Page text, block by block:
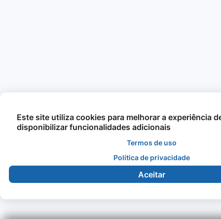
Este site utiliza cookies para melhorar a experiência
disponibilizar funcionalidades adicionais
Termos de uso
Política de privacidade
Aceitar